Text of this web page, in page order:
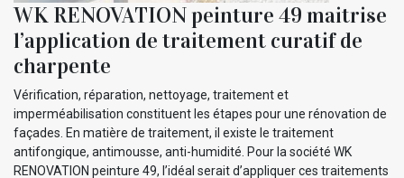
WK RENOVATION peinture 49 maitrise
l’application de traitement curatif de
charpente
Vérification, réparation, nettoyage, traitement et
imperméabilisation constituent les étapes pour une rénovation de
façades. En matière de traitement, il existe le traitement
antifongique, antimousse, anti-humidité. Pour la société WK
RENOVATION peinture 49, l’idéal serait d’appliquer ces traitements